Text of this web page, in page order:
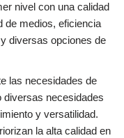
nivel con una calidad
de medios, eficiencia
diversas opciones de
las necesidades de
diversas necesidades
y versatilidad.
la alta calidad en